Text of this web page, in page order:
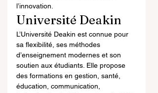
l’innovation.
Université Deakin
L’Université Deakin est connue pour
sa flexibilité, ses méthodes
d’enseignement modernes et son
soutien aux étudiants. Elle propose
des formations en gestion, santé,
éducation, communication,